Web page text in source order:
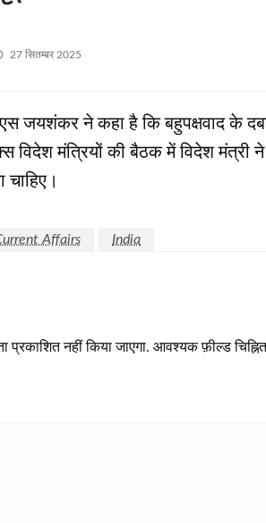
Posted
27 सितम्बर 2025
एस जयशंकर ने कहा है कि बहुपक्षवाद के
विदेश मंत्रियों की बैठक में विदेश मंत्री
Affairs India
प्रकाशित नहीं किया जाएगा. आवश्यक फ़ील्ड